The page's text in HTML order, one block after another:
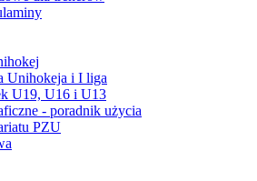
Unihokeja i I liga
U19, U16 i U13
- poradnik użycia
PZU